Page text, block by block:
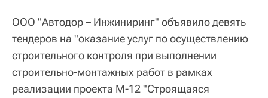
ООО "Автодор – Инжиниринг" объявило девять
тендеров на "оказание услуг по осуществлению
строительного контроля при выполнении
строительно-монтажных работ в рамках
реализации проекта М-12 "Строящаяся